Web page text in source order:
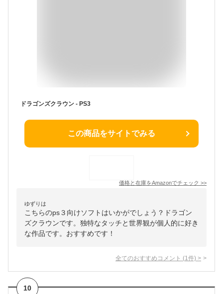
ドラゴンズクラウン - PS3
この商品をサイトでみる
価格と在庫をAmazonでチェック >>
ゆずりは
こちらのps３向けソフトはいかがでしょう？ドラゴン
ズクラウンです。独特なタッチと世界観が個人的に好き
な作品です。おすすめです！
全てのおすすめコメント (1 件) >
10